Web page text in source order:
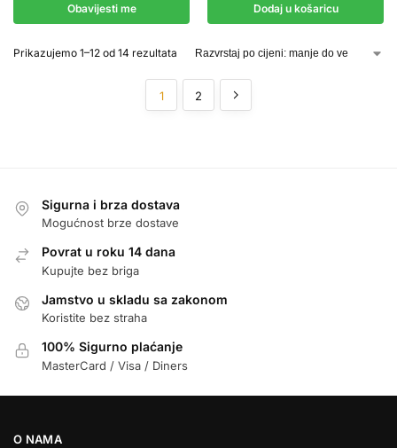
Obavijesti me Dodaj u košaricu
Prikazujemo 1–12 od 14 rezultata
1 2
Sigurna i brza dostava
Mogućnost brze dostave
Povrat u roku 14 dana
Kupujte bez briga
Jamstvo u skladu sa zakonom
Koristite bez straha
100% Sigurno plaćanje
MasterCard / Visa / Diners
O NAMA